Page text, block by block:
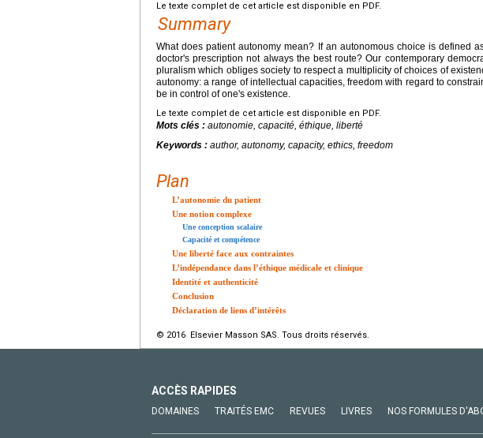
Le texte complet de cet article est disponible en PDF.
Summary
What does patient autonomy mean? If an autonomous choice is defined
doctor's prescription not always the best route? Our contemporary
pluralism which obliges society to respect a multiplicity of choices of
autonomy: a range of intellectual capacities, freedom with regard to
be in control of one's existence.
Le texte complet de cet article est disponible en PDF.
Mots clés : autonomie, capacité, éthique, liberté
Keywords : author, autonomy, capacity, ethics, freedom
Plan
L’autonomie du patient
Une notion complexe
Une conception scalaire
Capacité et compétence
Une liberté face aux contraintes
L’indépendance dans l’éthique médicale et clinique
Identité et authenticité
Conclusion
Déclaration de liens d’intérêts
© 2016 Elsevier Masson SAS. Tous droits réservés.
ACCÈS RAPIDES
DOMAINES TRAITÉS EMC REVUES LIVRES NOS FORMULES